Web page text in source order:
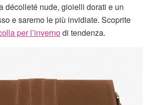
décolleté nude, gioielli dorati e un
e saremo le più invidiate. Scoprite
per l’invernodi tendenza.